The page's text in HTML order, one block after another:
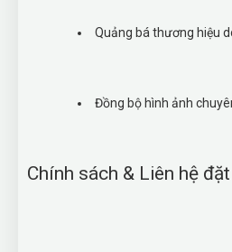
Quảng bá thương hiệu
Đồng bộ hình ảnh
Chính sách & Liên hệ